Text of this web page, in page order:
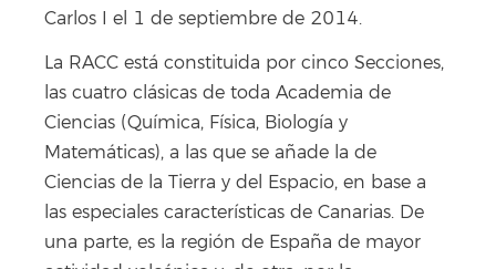
Carlos I el 1 de septiembre de 2014.
La RACC está constituida por cinco Secciones,
las cuatro clásicas de toda Academia de
Ciencias (Química, Física, Biología y
Matemáticas), a las que se añade la de
Ciencias de la Tierra y del Espacio, en base a
las especiales características de Canarias. De
una parte, es la región de España de mayor